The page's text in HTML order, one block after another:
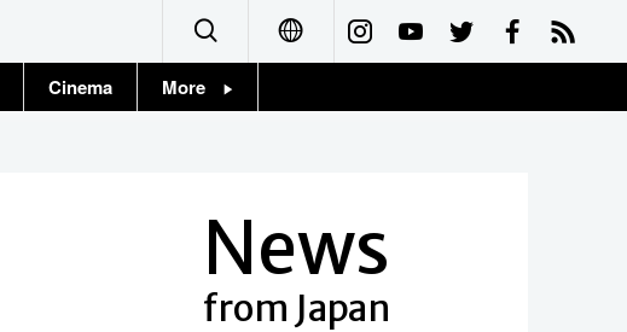
Français
Cinema More
News
from Japan